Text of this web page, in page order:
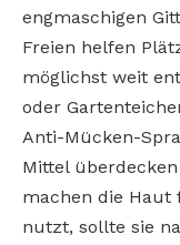
engmaschigen
Freien helfen
möglichst weit
oder
Anti-Mücken-
Mittel
machen die Haut
nutzt, sollte sie